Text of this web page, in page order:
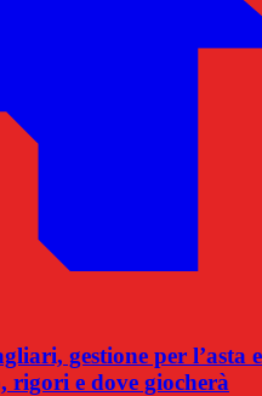
gestione per l’asta e
rigori e dove giocherà